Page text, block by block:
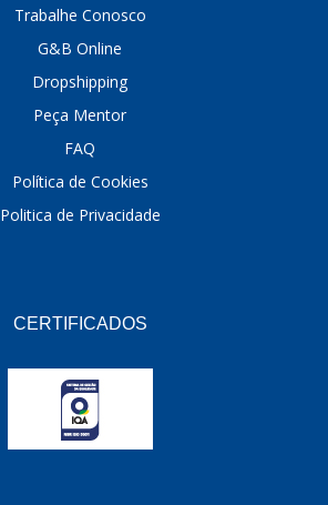
Trabalhe Conosco
G&B Online
Dropshipping
Peça Mentor
FAQ
Política de Cookies
Politica de Privacidade
CERTIFICADOS